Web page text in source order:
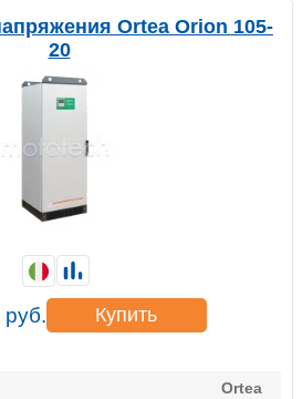
Ortea Orion 105-
20
Ortea
руб. Купить